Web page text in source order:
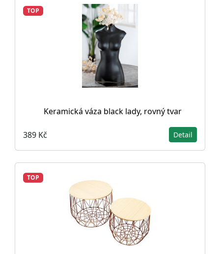
TOP
Keramická váza black lady, rovný tvar
389 Kč Detail
TOP